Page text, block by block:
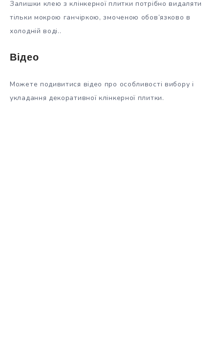
Залишки клею з клінкерної плитки потрібно видаляти
тільки мокрою ганчіркою, змоченою обов’язково в
холодній воді..
Відео
Можете подивитися відео про особливості вибору і
укладання декоративної клінкерної плитки.